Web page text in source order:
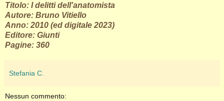
Titolo: I delitti dell'anatomista
Autore: Bruno Vitiello
Anno: 2010 (ed digitale 2023)
Editore: Giunti
Pagine: 360
Stefania C.
Nessun commento: